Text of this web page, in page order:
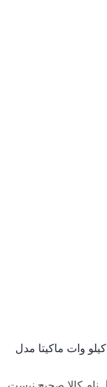
بازخورد شما درباره موتور برق بنزینی 8.5 کیلو وات ماکیتا مدل